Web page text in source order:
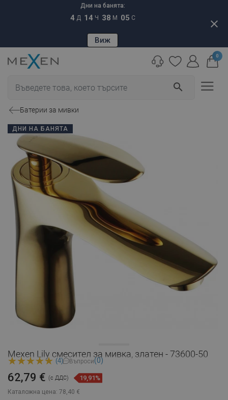
Дни на банята:
4 Д 14 Ч 38 М 04 С
Виж
close
search
0
Батерии за мивки
ДНИ НА БАНЯТА
Mexen Lily смесител за мивка, златен - 73600-50
(4) Въпроси(0)
Каталожна цена: 78,40 €
62,79 € (с ДДС) 19,91%